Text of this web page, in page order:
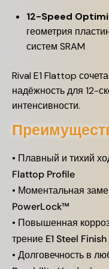
12-Speed
геометрия
систем SRAM
Rival E1 Flattop
надёжность для 12-
интенсивности.
• Плавный и тихий
Flattop Profile
• Моментальная
PowerLock™
• Повышенная
трение E1 Steel Finish
• Долговечность в